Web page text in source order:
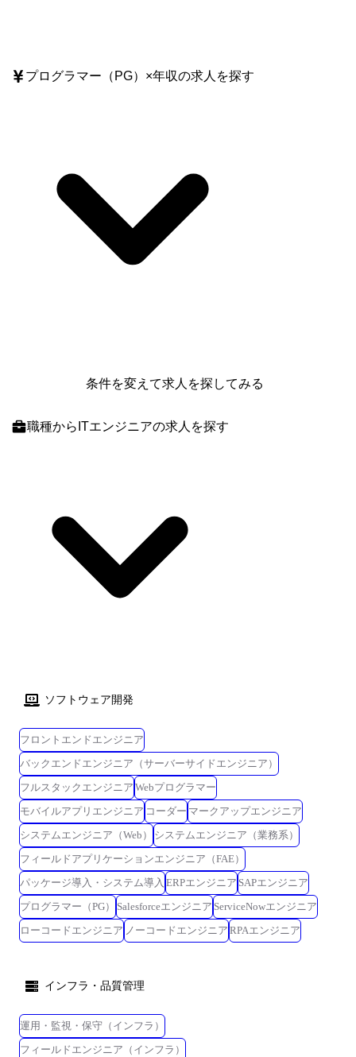
プログラマー（PG） ×年収の求人を探す
条件を変えて求人を探してみる
職種からITエンジニアの求人を探す
ソフトウェア開発
フロントエンドエンジニア
バックエンドエンジニア（サーバーサイドエンジニア）
フルスタックエンジニア Webプログラマー
モバイルアプリエンジニア コーダー マークアップエンジニア
システムエンジニア（Web）
システムエンジニア（業務系）
フィールドアプリケーションエンジニア（FAE）
パッケージ導入・システム導入 ERPエンジニア SAPエンジニア
プログラマー（PG）
Salesforceエンジニア ServiceNowエンジニア
ローコードエンジニア ノーコードエンジニア RPAエンジニア
インフラ・品質管理
運用・監視・保守（インフラ）
フィールドエンジニア（インフラ）